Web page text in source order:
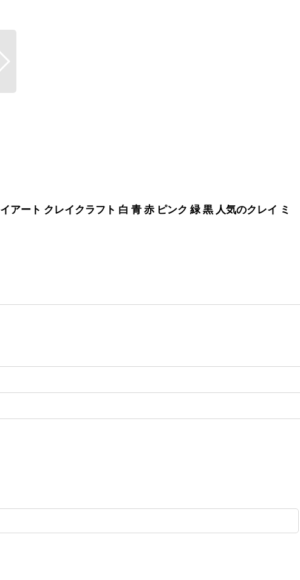
ート クレイクラフト 白 青 赤 ピンク 緑 黒 人気のクレイ ミ